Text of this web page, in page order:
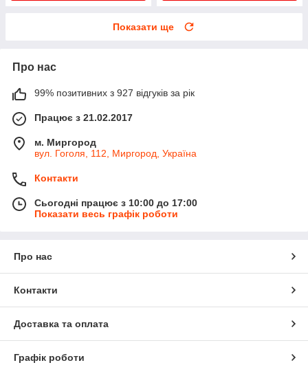
Показати ще
Про нас
99% позитивних з 927 відгуків за рік
Працює з 21.02.2017
м. Миргород
вул. Гоголя, 112, Миргород, Україна
Контакти
Сьогодні працює з 10:00 до 17:00
Показати весь графік роботи
Про нас
Контакти
Доставка та оплата
Графік роботи